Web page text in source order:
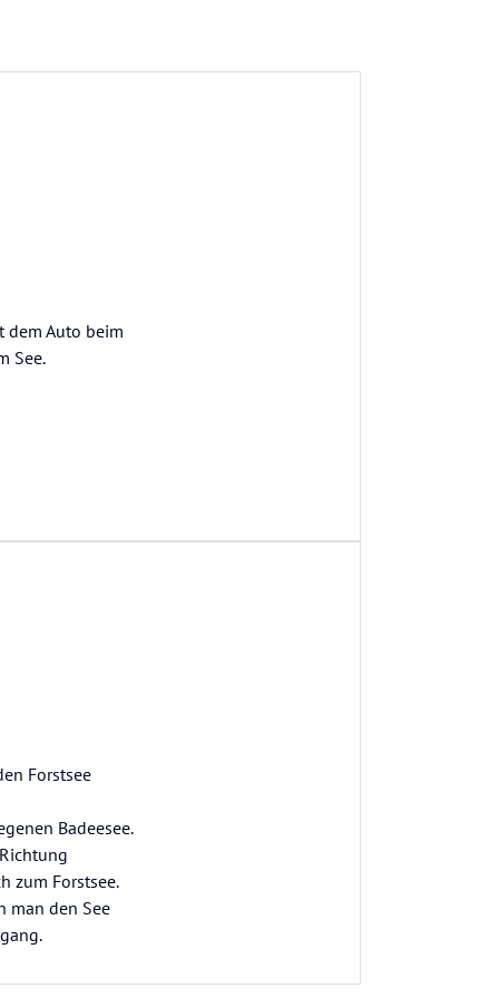
dem Auto beim
See.
Forstsee
Badeesee.
zum Forstsee.
man den See